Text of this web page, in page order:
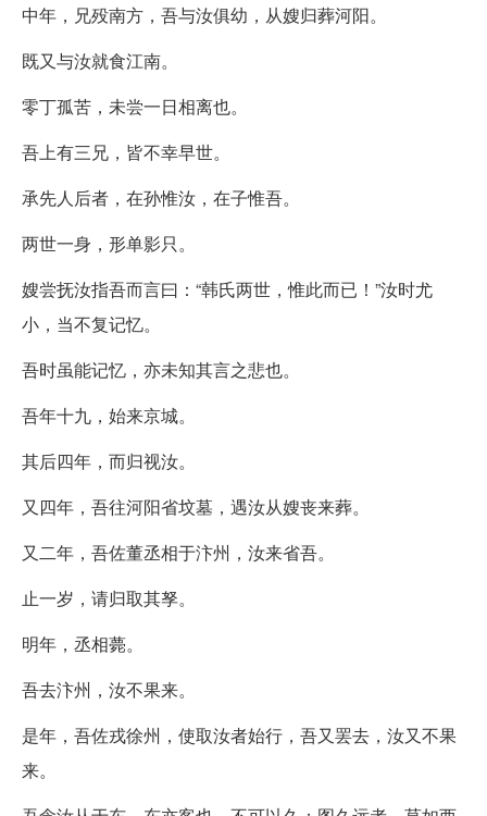
中年，兄殁南方，吾与汝俱幼，从嫂归葬河阳。
既又与汝就食江南。
零丁孤苦，未尝一日相离也。
吾上有三兄，皆不幸早世。
承先人后者，在孙惟汝，在子惟吾。
两世一身，形单影只。
嫂尝抚汝指吾而言曰：“韩氏两世，惟此而已！”汝时尤
小，当不复记忆。
吾时虽能记忆，亦未知其言之悲也。
吾年十九，始来京城。
其后四年，而归视汝。
又四年，吾往河阳省坟墓，遇汝从嫂丧来葬。
又二年，吾佐董丞相于汴州，汝来省吾。
止一岁，请归取其孥。
明年，丞相薨。
吾去汴州，汝不果来。
是年，吾佐戎徐州，使取汝者始行，吾又罢去，汝又不果
来。